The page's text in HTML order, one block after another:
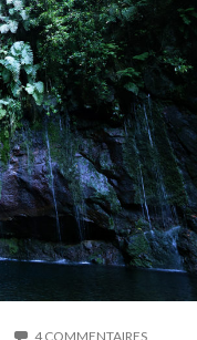
4 COMMENTAIRESSUR